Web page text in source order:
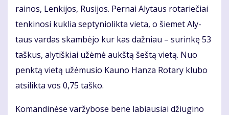
rai­nos, Len­ki­jos, Ru­si­jos. Per­nai Aly­taus ro­ta­rie­čiai
ten­ki­no­si kuk­lia sep­ty­nio­lik­ta vie­ta, o šie­met Aly­
taus var­das skam­bė­jo kur kas daž­niau – su­rin­kę 53
taš­kus, aly­tiš­kiai už­ėmė aukš­tą šeš­tą vie­tą. Nuo
penk­tą vie­tą už­ėmu­sio Kau­no Han­za Ro­ta­ry klu­bo
at­si­lik­ta vos 0,75 taš­ko.
Ko­man­di­nė­se var­žy­bo­se be­ne la­biau­siai džiu­gi­no